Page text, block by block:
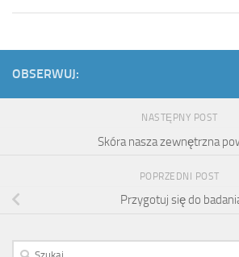
OBSERWUJ:
NASTĘPNY POST
Skóra nasza zewnętrzna
POPRZEDNI POST
Przygotuj się do
Szukaj: